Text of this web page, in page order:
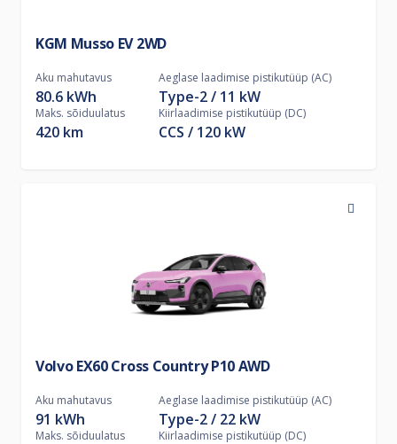
KGM Musso EV 2WD
Aku mahutavus
80.6 kWh
Maks. sõiduulatus
420 km
Aeglase laadimise pistikutüüp (AC)
Type-2 11 kW
Kiirlaadimise pistikutüüp (DC)
CCS 120 kW
Volvo EX60 Cross Country P10 AWD
Aku mahutavus
91 kWh
Maks. sõiduulatus
Aeglase laadimise pistikutüüp (AC)
Type-2 22 kW
Kiirlaadimise pistikutüüp (DC)